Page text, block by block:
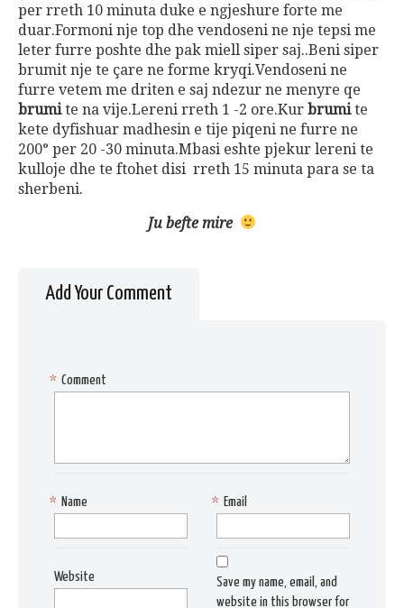
per rreth 10 minuta duke e ngjeshure forte me
duar.Formoni nje top dhe vendoseni ne nje tepsi me
leter furre poshte dhe pak miell siper saj..Beni siper
brumit nje te çare ne forme kryqi.Vendoseni ne
furre vetem me driten e saj ndezur ne menyre qe
brumite na vije.Lereni rreth 1 -2 ore.Kur brumite
kete dyfishuar madhesin e tije piqeni ne furre ne
200° per 20 -30 minuta.Mbasi eshte pjekur lereni te
kulloje dhe te ftohet disi rreth 15 minuta para se ta
sherbeni.
Ju befte mire
Add Your Comment
Comment
*
Name
* Email
*
Website
Save my name, email, and
website in this browser for